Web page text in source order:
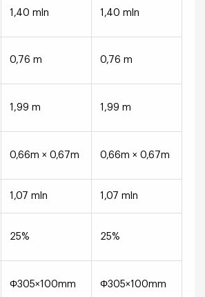
1,40 mln 1,40 mln
0,76 m 0,76 m
1,99 m 1,99 m
0,66m × 0,67m 0,66m × 0,67m
1,07 mln 1,07 mln
25% 25%
Φ305×100mm Φ305×100mm